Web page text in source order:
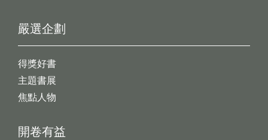
開卷有益
嚴選企劃
得獎好書
主題書展
焦點人物